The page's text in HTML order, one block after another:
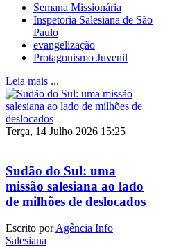
Semana Missionária
Inspetoria Salesiana de São
Paulo
evangelização
Protagonismo Juvenil
Leia mais ...
Terça, 14 Julho 2026 15:25
Sudão do Sul: uma
missão salesiana ao lado
de milhões de deslocados
Escrito porAgência Info
Salesiana